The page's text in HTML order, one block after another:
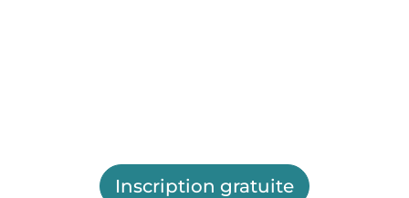
Inscription gratuite